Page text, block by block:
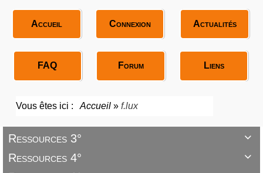
Accueil Connexion Actualités
FAQ Forum Liens
Vous êtes ici : Accueil » f.lux

Ressources 3°

Ressources 4°